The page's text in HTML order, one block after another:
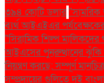
৩৯৪ কোটি ডলার"সামরিক
ব্যর্থ আইএইএর
"সিরামিক শিল্প মালিকদের
আইএসের পুনরুত্থানের ঝুঁকি
নিয়ন্ত্রণ করছে: সম্পূর্ণ
সম্প্রদায়ের গুলিতে দুই